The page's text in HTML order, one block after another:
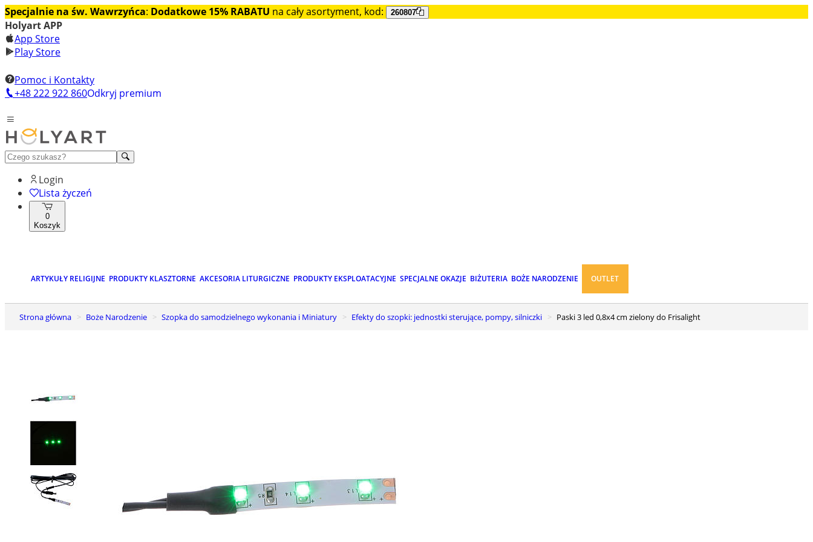
Specjalnie na św. Wawrzyńca: Dodatkowe 15% RABATU na cały asortyment, kod: 260807
Holyart APP
App Store
Play Store
Pomoc i Kontakty
+48 222 922 860Odkryj premium
Login
Lista życzeń
0
Koszyk
ARTYKUŁY RELIGIJNE PRODUKTY KLASZTORNE AKCESORIA LITURGICZNE PRODUKTY EKSPLOATACYJNE SPECJALNE OKAZJE BIŻUTERIA BOŻE NARODZENIE OUTLET
Strona główna Boże Narodzenie Szopka do samodzielnego wykonania i Miniatury Efekty do szopki: jednostki sterujące, pompy, silniczki Paski 3 led 0,8x4 cm zielony do Frisalight